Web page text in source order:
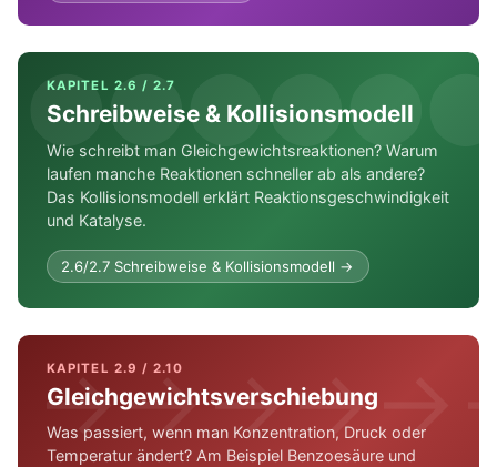
KAPITEL 2.6 / 2.7
Schreibweise & Kollisionsmodell
Wie schreibt man Gleichgewichtsreaktionen? Warum
laufen manche Reaktionen schneller ab als andere?
Das Kollisionsmodell erklärt Reaktionsgeschwindigkeit
und Katalyse.
2.6/2.7 Schreibweise & Kollisionsmodell →
KAPITEL 2.9 / 2.10
Gleichgewichtsverschiebung
Was passiert, wenn man Konzentration, Druck oder
Temperatur ändert? Am Beispiel Benzoesäure und